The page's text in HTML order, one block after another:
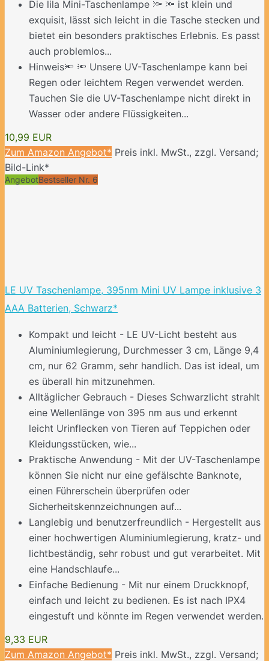
Die lila Mini-Taschenlampe 🔦 🔦 ist klein und
exquisit, lässt sich leicht in die Tasche stecken und
bietet ein besonders praktisches Erlebnis. Es passt
auch problemlos...
Hinweis🔦 🔦 Unsere UV-Taschenlampe kann bei
Regen oder leichtem Regen verwendet werden.
Tauchen Sie die UV-Taschenlampe nicht direkt in
Wasser oder andere Flüssigkeiten...
10,99 EUR
Zum Amazon Angebot* Preis inkl. MwSt., zzgl. Versand;
Bild-Link*
AngebotBestseller Nr. 6
LE UV Taschenlampe, 395nm Mini UV Lampe inklusive 3
AAA Batterien, Schwarz*
Kompakt und leicht - LE UV-Licht besteht aus
Aluminiumlegierung, Durchmesser 3 cm, Länge 9,4
cm, nur 62 Gramm, sehr handlich. Das ist ideal, um
es überall hin mitzunehmen.
Alltäglicher Gebrauch - Dieses Schwarzlicht strahlt
eine Wellenlänge von 395 nm aus und erkennt
leicht Urinflecken von Tieren auf Teppichen oder
Kleidungsstücken, wie...
Praktische Anwendung - Mit der UV-Taschenlampe
können Sie nicht nur eine gefälschte Banknote,
einen Führerschein überprüfen oder
Sicherheitskennzeichnungen auf...
Langlebig und benutzerfreundlich - Hergestellt aus
einer hochwertigen Aluminiumlegierung, kratz- und
lichtbeständig, sehr robust und gut verarbeitet. Mit
eine Handschlaufe...
Einfache Bedienung - Mit nur einem Druckknopf,
einfach und leicht zu bedienen. Es ist nach IPX4
eingestuft und könnte im Regen verwendet werden.
9,33 EUR
Zum Amazon Angebot* Preis inkl. MwSt., zzgl. Versand;